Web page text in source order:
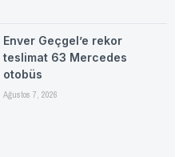
Enver Geçgel’e rekor
teslimat 63 Mercedes
otobüs
Ağustos 7, 2026